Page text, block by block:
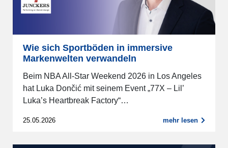
Wie sich Sportböden in immersive
Markenwelten verwandeln
Beim NBA All-Star Weekend 2026 in Los Angeles
hat Luka Dončić mit seinem Event „77X – Lil’
Luka’s Heartbreak Factory“…
25.05.2026 mehr lesen